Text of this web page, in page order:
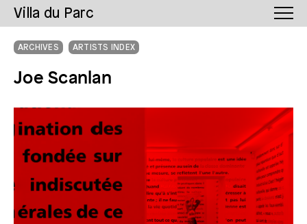
Villa du Parc
ARCHIVES ARTISTS INDEX
Joe Scanlan